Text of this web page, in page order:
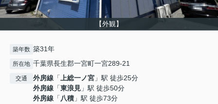
【外観】
築年数 築31年
所在地 千葉県長生郡一宮町一宮289-21
交通 外房線 「上総一ノ宮 」駅 徒歩25分
外房線 「東浪見 」駅 徒歩50分
外房線 「八積 」駅 徒歩73分